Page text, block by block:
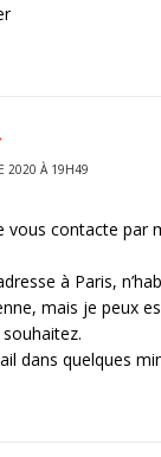
2020 À 19H49
vous contacte par
à Paris,
mais je peux
dans quelques